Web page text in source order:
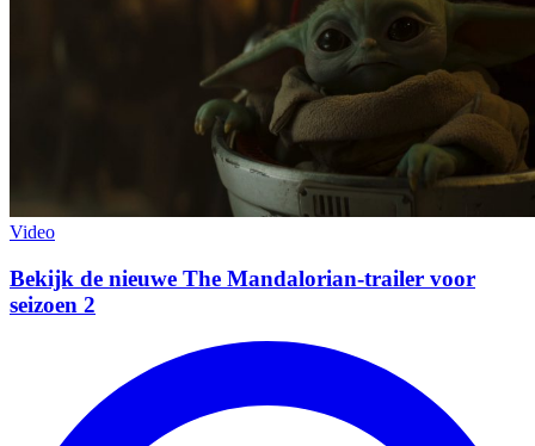
Video
Bekijk de nieuwe The Mandalorian-trailer voor
seizoen 2